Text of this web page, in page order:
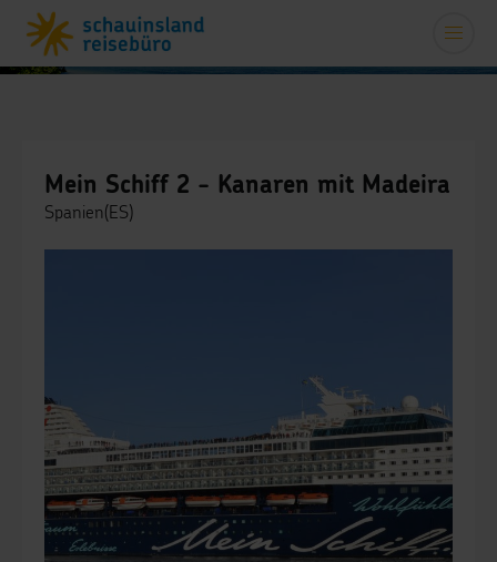
Mein Schiff 2 - Kanaren mit Madeira
Spanien(ES)